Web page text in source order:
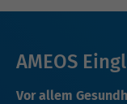
AMEOS
Vor allem